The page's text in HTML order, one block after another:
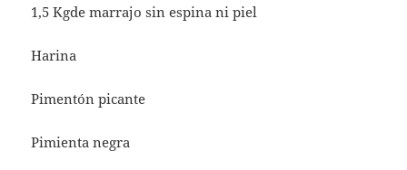
1,5 Kgde marrajo sin espina ni piel
Harina
Pimentón picante
Pimienta negra